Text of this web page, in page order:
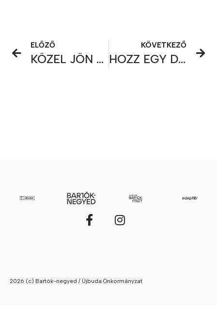
ELŐZŐ
KÖZEL JÖN A DUNA
KÖVETKEZŐ
HOZZ EGY DOBOZ ÜNNEPET!
2026 (c) Bartók-negyed / Újbuda Önkormányzat